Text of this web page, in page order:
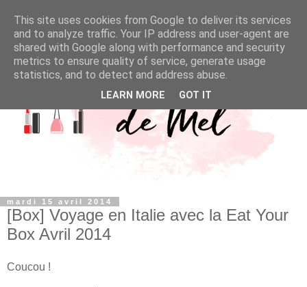
mardi 15 avril 2014
[Box] Voyage en Italie avec la Eat Your
Box Avril 2014
Coucou !
This site uses cookies from Google to deliver its services
and to analyze traffic. Your IP address and user-agent are
shared with Google along with performance and security
metrics to ensure quality of service, generate usage
statistics, and to detect and address abuse.
LEARN MORE GOT IT